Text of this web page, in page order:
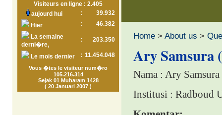
Visiteurs en ligne : 2.405
aujourd hui
:
39.932
Hier
:
46.382
La semaine
derni�re,
: 203.350
Le mois dernier : 11.454.048
Vous �tes le visiteur num�ro
105.216.314
Sejak 01 Muharam 1428
( 20 Januari 2007 )
Home > About us >
Ary Samsura
Nama : Ary Samsura
Institusi : Radboud